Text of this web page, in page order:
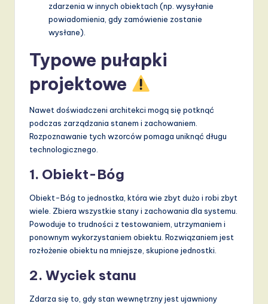
zdarzenia w innych obiektach (np. wysyłanie
powiadomienia, gdy zamówienie zostanie
wysłane).
Typowe pułapki
projektowe
Nawet doświadczeni architekci mogą się potknąć
podczas zarządzania stanem i zachowaniem.
Rozpoznawanie tych wzorców pomaga uniknąć długu
technologicznego.
1. Obiekt-Bóg
Obiekt-Bóg to jednostka, która wie zbyt dużo i robi zbyt
wiele. Zbiera wszystkie stany i zachowania dla systemu.
Powoduje to trudności z testowaniem, utrzymaniem i
ponownym wykorzystaniem obiektu. Rozwiązaniem jest
rozłożenie obiektu na mniejsze, skupione jednostki.
2. Wyciek stanu
Zdarza się to, gdy stan wewnętrzny jest ujawniony